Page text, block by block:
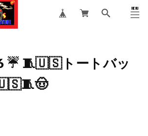
MENU
CLOSE
☔️ 🧵🇺🇸トートバッ